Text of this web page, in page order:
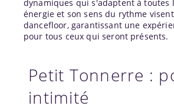
dynamiques qui s'adaptent à toutes
énergie et son sens du rythme
dancefloor, garantissant une
pour tous ceux qui seront présents.
Petit Tonnerre :
intimité